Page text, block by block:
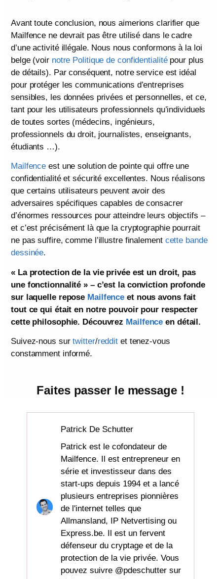
Avant toute conclusion, nous aimerions clarifier que
Mailfence ne devrait pas être utilisé dans le cadre
d’une activité illégale. Nous nous conformons à la loi
belge (voir notre Politique de confidentialitépour plus
de détails). Par conséquent, notre service est idéal
pour protéger les communications d’entreprises
sensibles, les données privées et personnelles, et ce,
tant pour les utilisateurs professionnels qu’individuels
de toutes sortes (médecins, ingénieurs,
professionnels du droit, journalistes, enseignants,
étudiants …).
Mailfence est une solution de pointe qui offre une
confidentialité et sécurité excellentes. Nous réalisons
que certains utilisateurs peuvent avoir des
adversaires spécifiques capables de consacrer
d’énormes ressources pour atteindre leurs objectifs –
et c’est précisément là que la cryptographie pourrait
ne pas suffire, comme l’illustre finalement cette bande
dessinée.
« La protection de la vie privée est un droit, pas
une fonctionnalité » – c’est la conviction profonde
sur laquelle repose Mailfenceet nous avons fait
tout ce qui était en notre pouvoir pour respecter
cette philosophie. Découvrez Mailfenceen détail.
Suivez-nous surtwitter/reddit et tenez-vous
constamment informé.
Faites passer le message !
Patrick De Schutter
Patrick est le cofondateur de
Mailfence. Il est entrepreneur en
série et investisseur dans des
start-ups depuis 1994 et a lancé
plusieurs entreprises pionnières
de l'internet telles que
Allmansland, IP Netvertising ou
Express.be. Il est un fervent
défenseur du cryptage et de la
protection de la vie privée. Vous
pouvez suivre @pdeschutter sur